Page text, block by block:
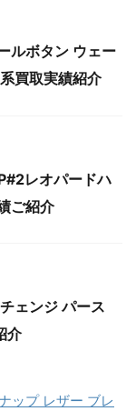
ルボタン ウェー
買取実績紹介
レオパードハ
ご紹介
ェンジ パース
介
ップ レザー ブレ